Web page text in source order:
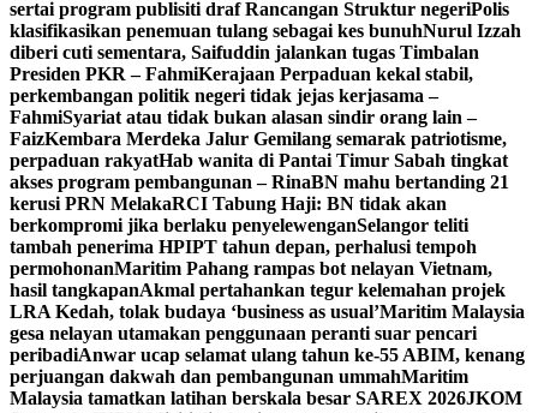
sertai program publisiti draf Rancangan Struktur negeriPolis
klasifikasikan penemuan tulang sebagai kes bunuhNurul Izzah
diberi cuti sementara, Saifuddin jalankan tugas Timbalan
Presiden PKR – FahmiKerajaan Perpaduan kekal stabil,
perkembangan politik negeri tidak jejas kerjasama –
FahmiSyariat atau tidak bukan alasan sindir orang lain –
FaizKembara Merdeka Jalur Gemilang semarak patriotisme,
perpaduan rakyatHab wanita di Pantai Timur Sabah tingkat
akses program pembangunan – RinaBN mahu bertanding 21
kerusi PRN MelakaRCI Tabung Haji: BN tidak akan
berkompromi jika berlaku penyelewenganSelangor teliti
tambah penerima HPIPT tahun depan, perhalusi tempoh
permohonanMaritim Pahang rampas bot nelayan Vietnam,
hasil tangkapanAkmal pertahankan tegur kelemahan projek
LRA Kedah, tolak budaya ‘business as usual’Maritim Malaysia
gesa nelayan utamakan penggunaan peranti suar pencari
peribadiAnwar ucap selamat ulang tahun ke-55 ABIM, kenang
perjuangan dakwah dan pembangunan ummahMaritim
Malaysia tamatkan latihan berskala besar SAREX 2026JKOM